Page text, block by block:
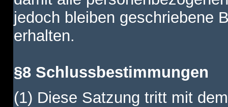
jedoch bleiben geschriebene
erhalten.
§8 Schlussbestimmungen
(1) Diese Satzung tritt mit